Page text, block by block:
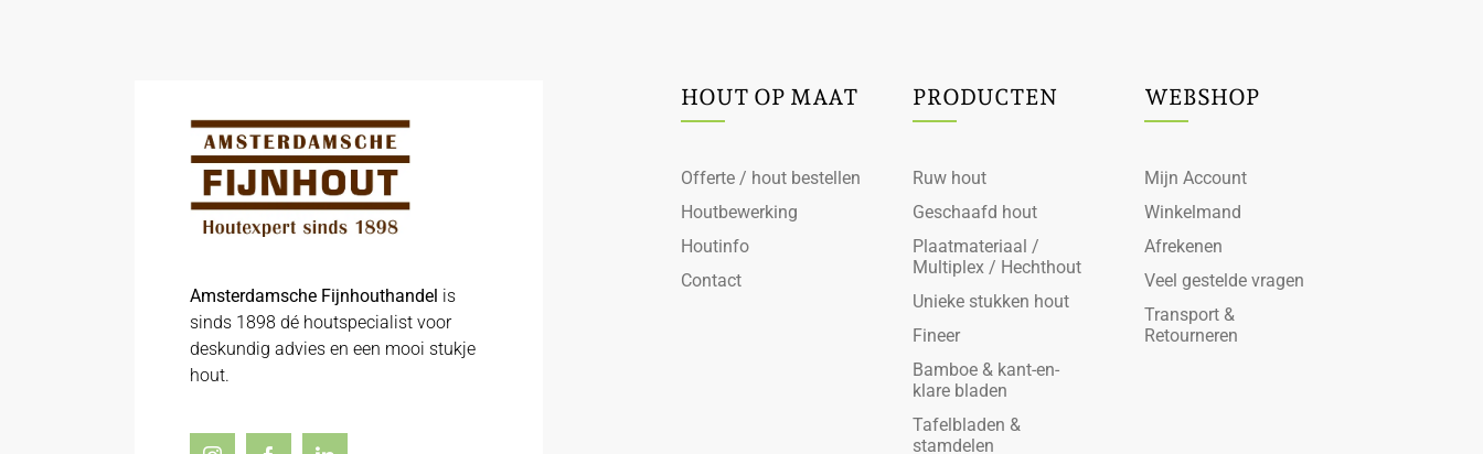
Amsterdamsche Fijnhouthandel is
sinds 1898 dé houtspecialist voor
deskundig advies en een mooi stukje
hout.
HOUT OP MAAT
Offerte / hout bestellen
Houtbewerking
Houtinfo
Contact
PRODUCTEN
Ruw hout
Geschaafd hout
Plaatmateriaal /
Multiplex / Hechthout
Unieke stukken hout
Fineer
Bamboe & kant-en-
klare bladen
Tafelbladen &
stamdelen
WEBSHOP
Mijn Account
Winkelmand
Afrekenen
Veel gestelde vragen
Transport &
Retourneren